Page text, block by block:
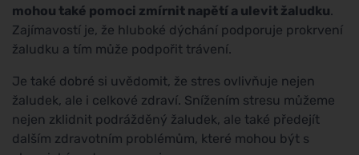
mohou také pomoci zmírnit napětí a ulevit žaludku.
Zajímavostí je, že hluboké dýchání podporuje prokrvení
žaludku a tím může podpořit trávení.
Je také dobré si uvědomit, že stres ovlivňuje nejen
žaludek, ale i celkové zdraví. Snížením stresu můžeme
nejen zklidnit podrážděný žaludek, ale také předejít
dalším zdravotním problémům, které mohou být s